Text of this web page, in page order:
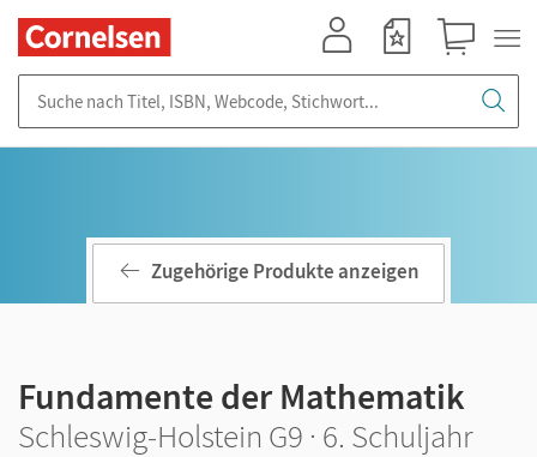
Zugehörige Produkte anzeigen
Fundamente der Mathematik
Schleswig-Holstein G9 · 6. Schuljahr